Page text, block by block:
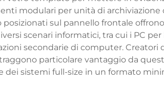
modulari per unità di archiviazione
sul pannello frontale
scenari informatici, tra cui i PC
secondarie di computer.
particolare vantaggio da
dei sistemi full-size in un formato